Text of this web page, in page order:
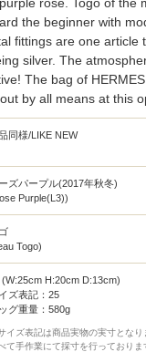
the beginner with
fittings are one article
silver. The
The bag of
by all means at this
同様/LIKE NEW
ズパープル(2017年秋冬)
Purple(L3))
Togo)
(W:25cm H:20cm D:13cm)
ズ表記：25
グ重量：580g
イズ表記は商品実物の実寸となり
て手作業にて採寸を行っており